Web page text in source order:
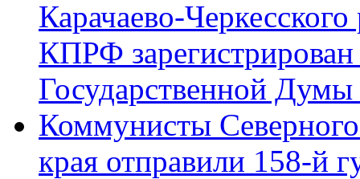
Карачаево-
КПРФ
Государственной
Коммунисты Северного
края отправили 158-й